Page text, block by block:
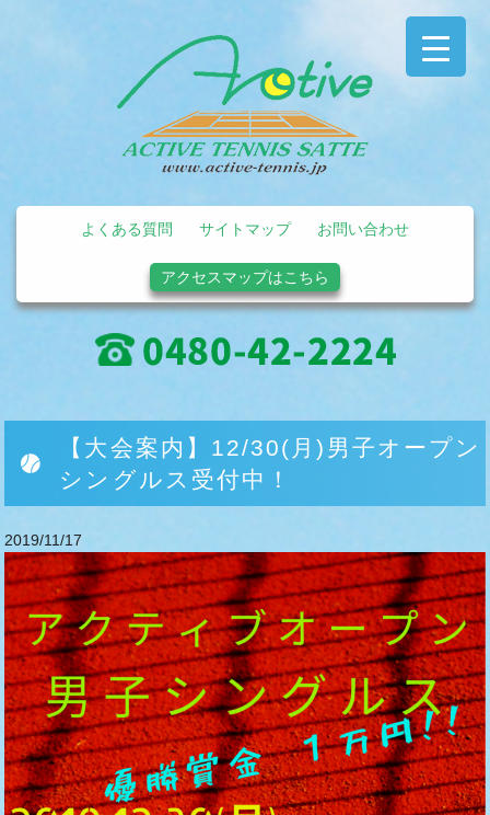
よくある質問 サイトマップ お問い合わせ
アクセスマップはこちら
【大会案内】12/30(月)男子オープン
シングルス受付中！
2019/11/17